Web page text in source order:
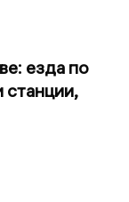
езда по
станции,